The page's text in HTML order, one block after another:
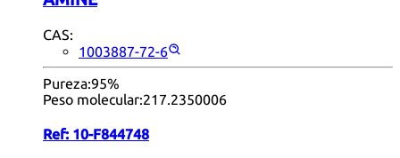
CAS:
1003887-72-6
Pureza:95%
Peso molecular:217.2350006
Ref: 10-F844748